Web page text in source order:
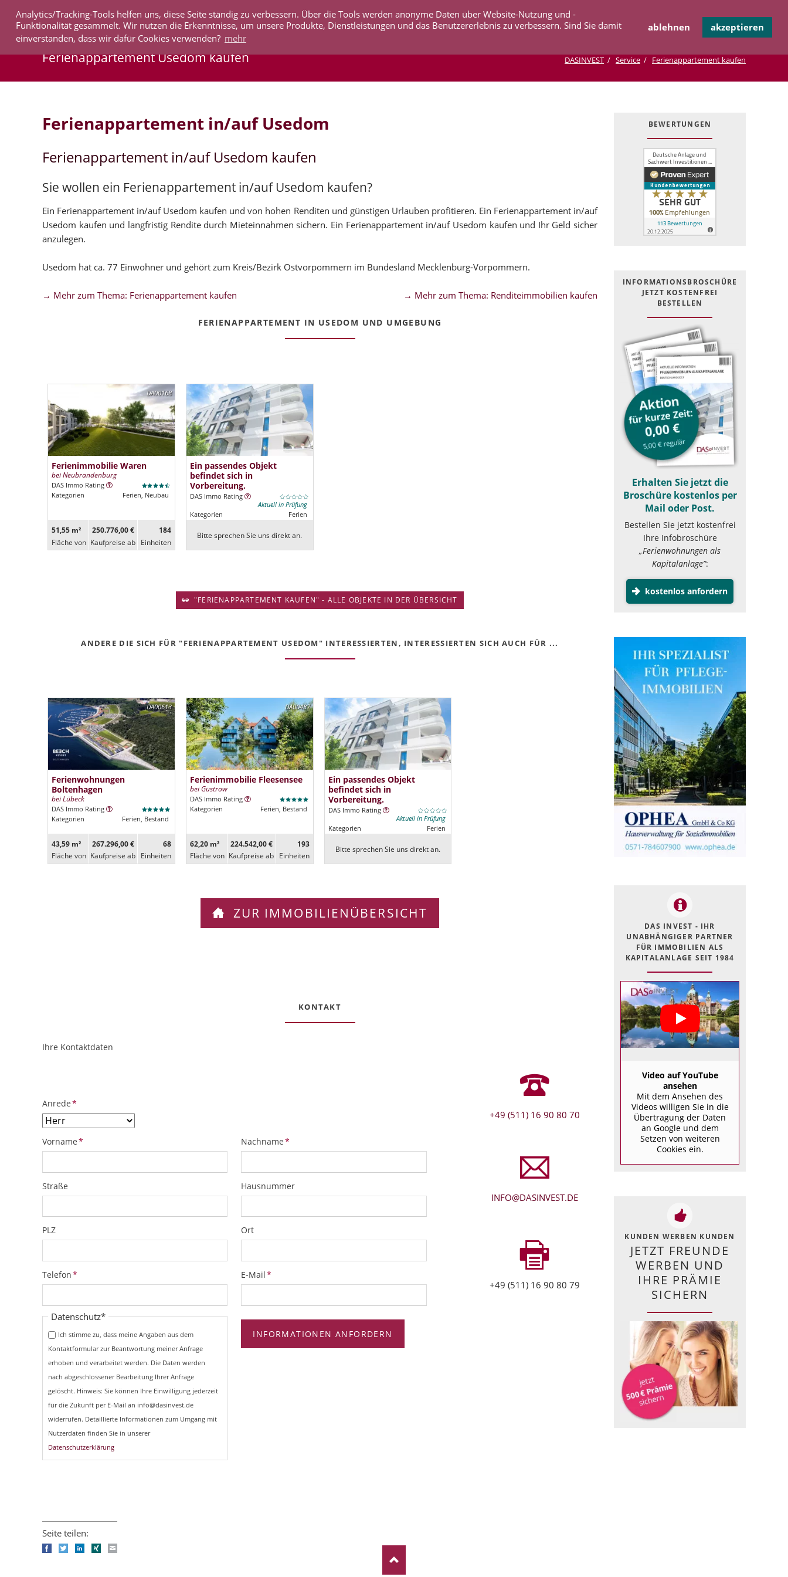
Analytics/Tracking-Tools helfen uns, diese Seite ständig zu verbessern. Über die Tools werden anonyme Daten über Website-Nutzung und -
Funktionalität gesammelt. Wir nutzen die Erkenntnisse, um unsere Produkte, Dienstleistungen und das Benutzererlebnis zu verbessern. Sind Sie damit
einverstanden, dass wir dafür Cookies verwenden? mehr
ablehnen akzeptieren
überspringen
IMMOBILIEN AKTUELLES UNTERNEHMEN SERVICE KOOPERATION KONTAKT
Ferienappartement Usedom kaufen DASINVEST Service Ferienappartement kaufen
Ferienappartement in/auf Usedom
Ferienappartement in/auf Usedom kaufen
Sie wollen ein Ferienappartement in/auf Usedom kaufen?
Ein Ferienappartement in/auf Usedom kaufen und von hohen Renditen und günstigen Urlauben profitieren. Ein Ferienappartement in/auf
Usedom kaufen und langfristig Rendite durch Mieteinnahmen sichern. Ein Ferienappartement in/auf Usedom kaufen und Ihr Geld sicher
anzulegen.
Usedom hat ca. 77 Einwohner und gehört zum Kreis/Bezirk Ostvorpommern im Bundesland Mecklenburg-Vorpommern.
→ Mehr zum Thema: Ferienappartement kaufen → Mehr zum Thema: Renditeimmobilien kaufen
FERIENAPPARTEMENT IN USEDOM UND UMGEBUNG
DA00168
Ferienimmobilie Waren
bei Neubrandenburg
DAS Immo Rating
Kategorien
Ferien, Neubau
51,55 m²
Fläche von
250.776,00 €
Kaufpreise ab
184
Ein­heiten
Ein passendes Objekt
befindet sich in
Vorbereitung.
DAS Immo Rating
Aktuell in Prüfung
Kategorien
Ferien
Bitte sprechen Sie uns direkt an.
"FERIENAPPARTEMENT KAUFEN" - ALLE OBJEKTE IN DER ÜBERSICHT
ANDERE DIE SICH FÜR "FERIENAPPARTEMENT USEDOM" INTERESSIERTEN, INTERESSIERTEN SICH AUCH FÜR ...
DA00613
Ferienwohnungen
Boltenhagen
bei Lübeck
DAS Immo Rating
Kategorien
Ferien, Bestand
43,59 m²
Fläche von
267.296,00 €
Kaufpreise ab
68
Ein­heiten
DA00487
Ferienimmobilie Fleesensee
bei Güstrow
DAS Immo Rating
Kategorien
Ferien, Bestand
62,20 m²
Fläche von
224.542,00 €
Kaufpreise ab
193
Ein­heiten
Ein passendes Objekt
befindet sich in
Vorbereitung.
DAS Immo Rating
Aktuell in Prüfung
Kategorien
Ferien
Bitte sprechen Sie uns direkt an.
ZUR IMMOBILIENÜBERSICHT
KONTAKT
ObjektPlatzhalter
URL
Ihre Kontaktdaten
Pflichtfeld
Anrede*
Pflichtfeld
Vorname* Pflichtfeld
Nachname*
Straße Hausnummer
PLZ Ort
Pflichtfeld
Telefon* Pflichtfeld
E-Mail*
Pflichtfeld
Datenschutz*
Ich stimme zu, dass meine Angaben aus dem
Kontaktformular zur Beantwortung meiner Anfrage
erhoben und verarbeitet werden. Die Daten werden
nach abgeschlossener Bearbeitung Ihrer Anfrage
gelöscht. Hinweis: Sie können Ihre Einwilligung jederzeit
für die Zukunft per E-Mail an info@dasinvest.de
widerrufen. Detaillierte Informationen zum Umgang mit
Nutzerdaten finden Sie in unserer
Datenschutzerklärung
INFORMATIONEN ANFORDERN
+49 (511) 16 90 80 70
INFO@DASINVEST.DE
+49 (511) 16 90 80 79
BEWERTUNGEN
INFOR­MATIONS­BROSCHÜRE
JETZT KOSTEN­FREI
BESTELLEN
Erhalten Sie jetzt die
Broschüre kostenlos per
Mail oder Post.
Bestellen Sie jetzt kostenfrei
Ihre Infobroschüre
„Ferienwohnungen als
Kapitalanlage”:
kostenlos anfordern
DAS INVEST - IHR
UNABHÄNGIGER PARTNER
FÜR IMMOBILIEN ALS
KAPITALANLAGE SEIT 1984
Video auf YouTube
ansehen
Mit dem Ansehen des
Videos willigen Sie in die
Übertragung der Daten
an Google und dem
Setzen von weiteren
Cookies ein.
KUNDEN WERBEN KUNDEN
JETZT FREUNDE
WERBEN UND
IHRE PRÄMIE
SICHERN
Seite teilen:
FacebookTwitterLinkedIn
Xing